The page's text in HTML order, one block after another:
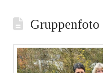
Gruppenfoto